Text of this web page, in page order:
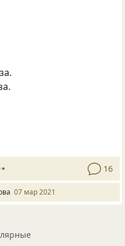
16
07 мар 2021